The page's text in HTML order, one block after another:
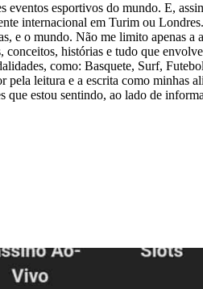
eventos esportivos do mundo. E,
internacional em Turim ou
e o mundo. Não me limito apenas a
conceitos, histórias e tudo que
como: Basquete, Surf,
leitura e a escrita como minhas
que estou sentindo, ao lado de